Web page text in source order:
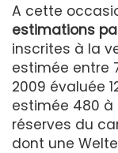
A cette
estimations
inscrites à la
estimée entre
2009 évaluée
estimée 480 à
réserves du
dont une